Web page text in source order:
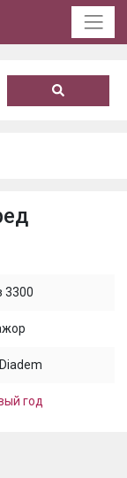
3300
год